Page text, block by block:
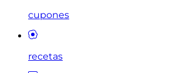
cupones
recetas